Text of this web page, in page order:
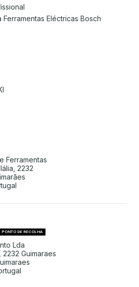
Eléctricas Bosch
Ferramentas
2232
PONTO DE RECOLHA
Lda
2232 Guimaraes